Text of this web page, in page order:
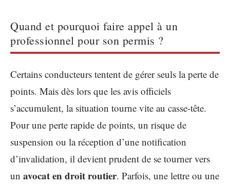
Quand et pourquoi faire appel à un
professionnel pour son permis ?
Certains conducteurs tentent de gérer seuls la perte de
points. Mais dès lors que les avis officiels
s’accumulent, la situation tourne vite au casse-tête.
Pour une perte rapide de points, un risque de
suspension ou la réception d’une notification
d’invalidation, il devient prudent de se tourner vers
un avocat en droit routier. Parfois, une lettre ou une